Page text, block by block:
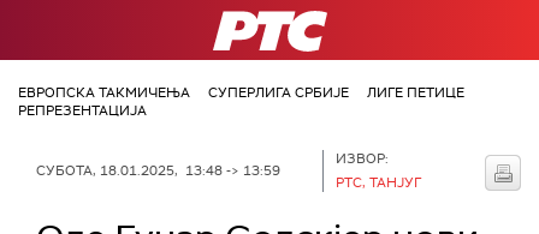
РТС
ЕВРОПСКА ТАКМИЧЕЊА СУПЕРЛИГА СРБИЈЕ
ЛИГЕ ПЕТИЦЕ
РЕПРЕЗЕНТАЦИЈА
СУБОТА, 18.01.2025, 13:48 -> 13:59
ИЗВОР:
РТС, ТАНЈУГ